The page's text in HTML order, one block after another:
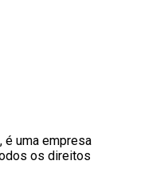
é uma empresa
os direitos